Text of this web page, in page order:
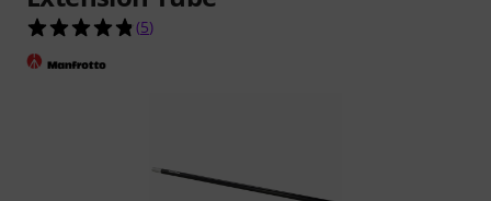
4.8 von 5 Sternen aus 5 Kundenbewertungen
(5)